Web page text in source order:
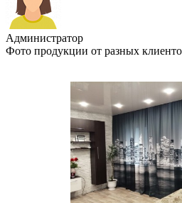
Администратор
Фото продукции от разных